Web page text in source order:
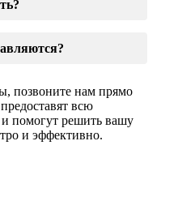
позвоните нам прямо
всю
помогут решить вашу
и эффективно.